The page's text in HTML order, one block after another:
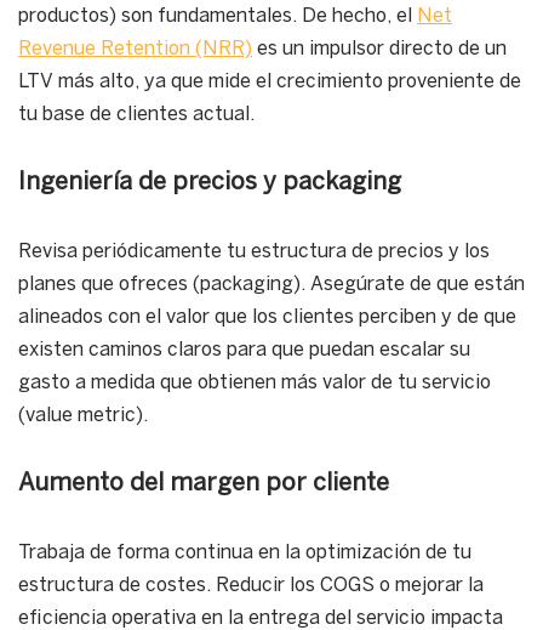
productos) son fundamentales. De hecho, el
Net
Revenue Retention (NRR) es un impulsor directo de un
LTV más alto, ya que mide el crecimiento proveniente de
tu base de clientes actual.
Ingeniería de precios y packaging
Revisa periódicamente tu estructura de precios y los
planes que ofreces (packaging). Asegúrate de que están
alineados con el valor que los clientes perciben y de que
existen caminos claros para que puedan escalar su
gasto a medida que obtienen más valor de tu servicio
(value metric).
Aumento del margen por cliente
Trabaja de forma continua en la optimización de tu
estructura de costes. Reducir los COGS o mejorar la
eficiencia operativa en la entrega del servicio impacta